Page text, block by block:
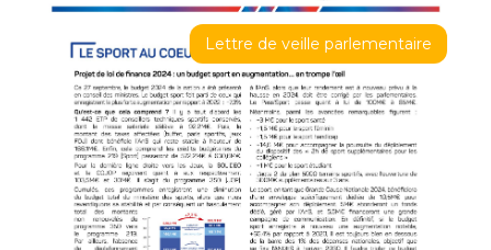
Lettre de veille parlementaire